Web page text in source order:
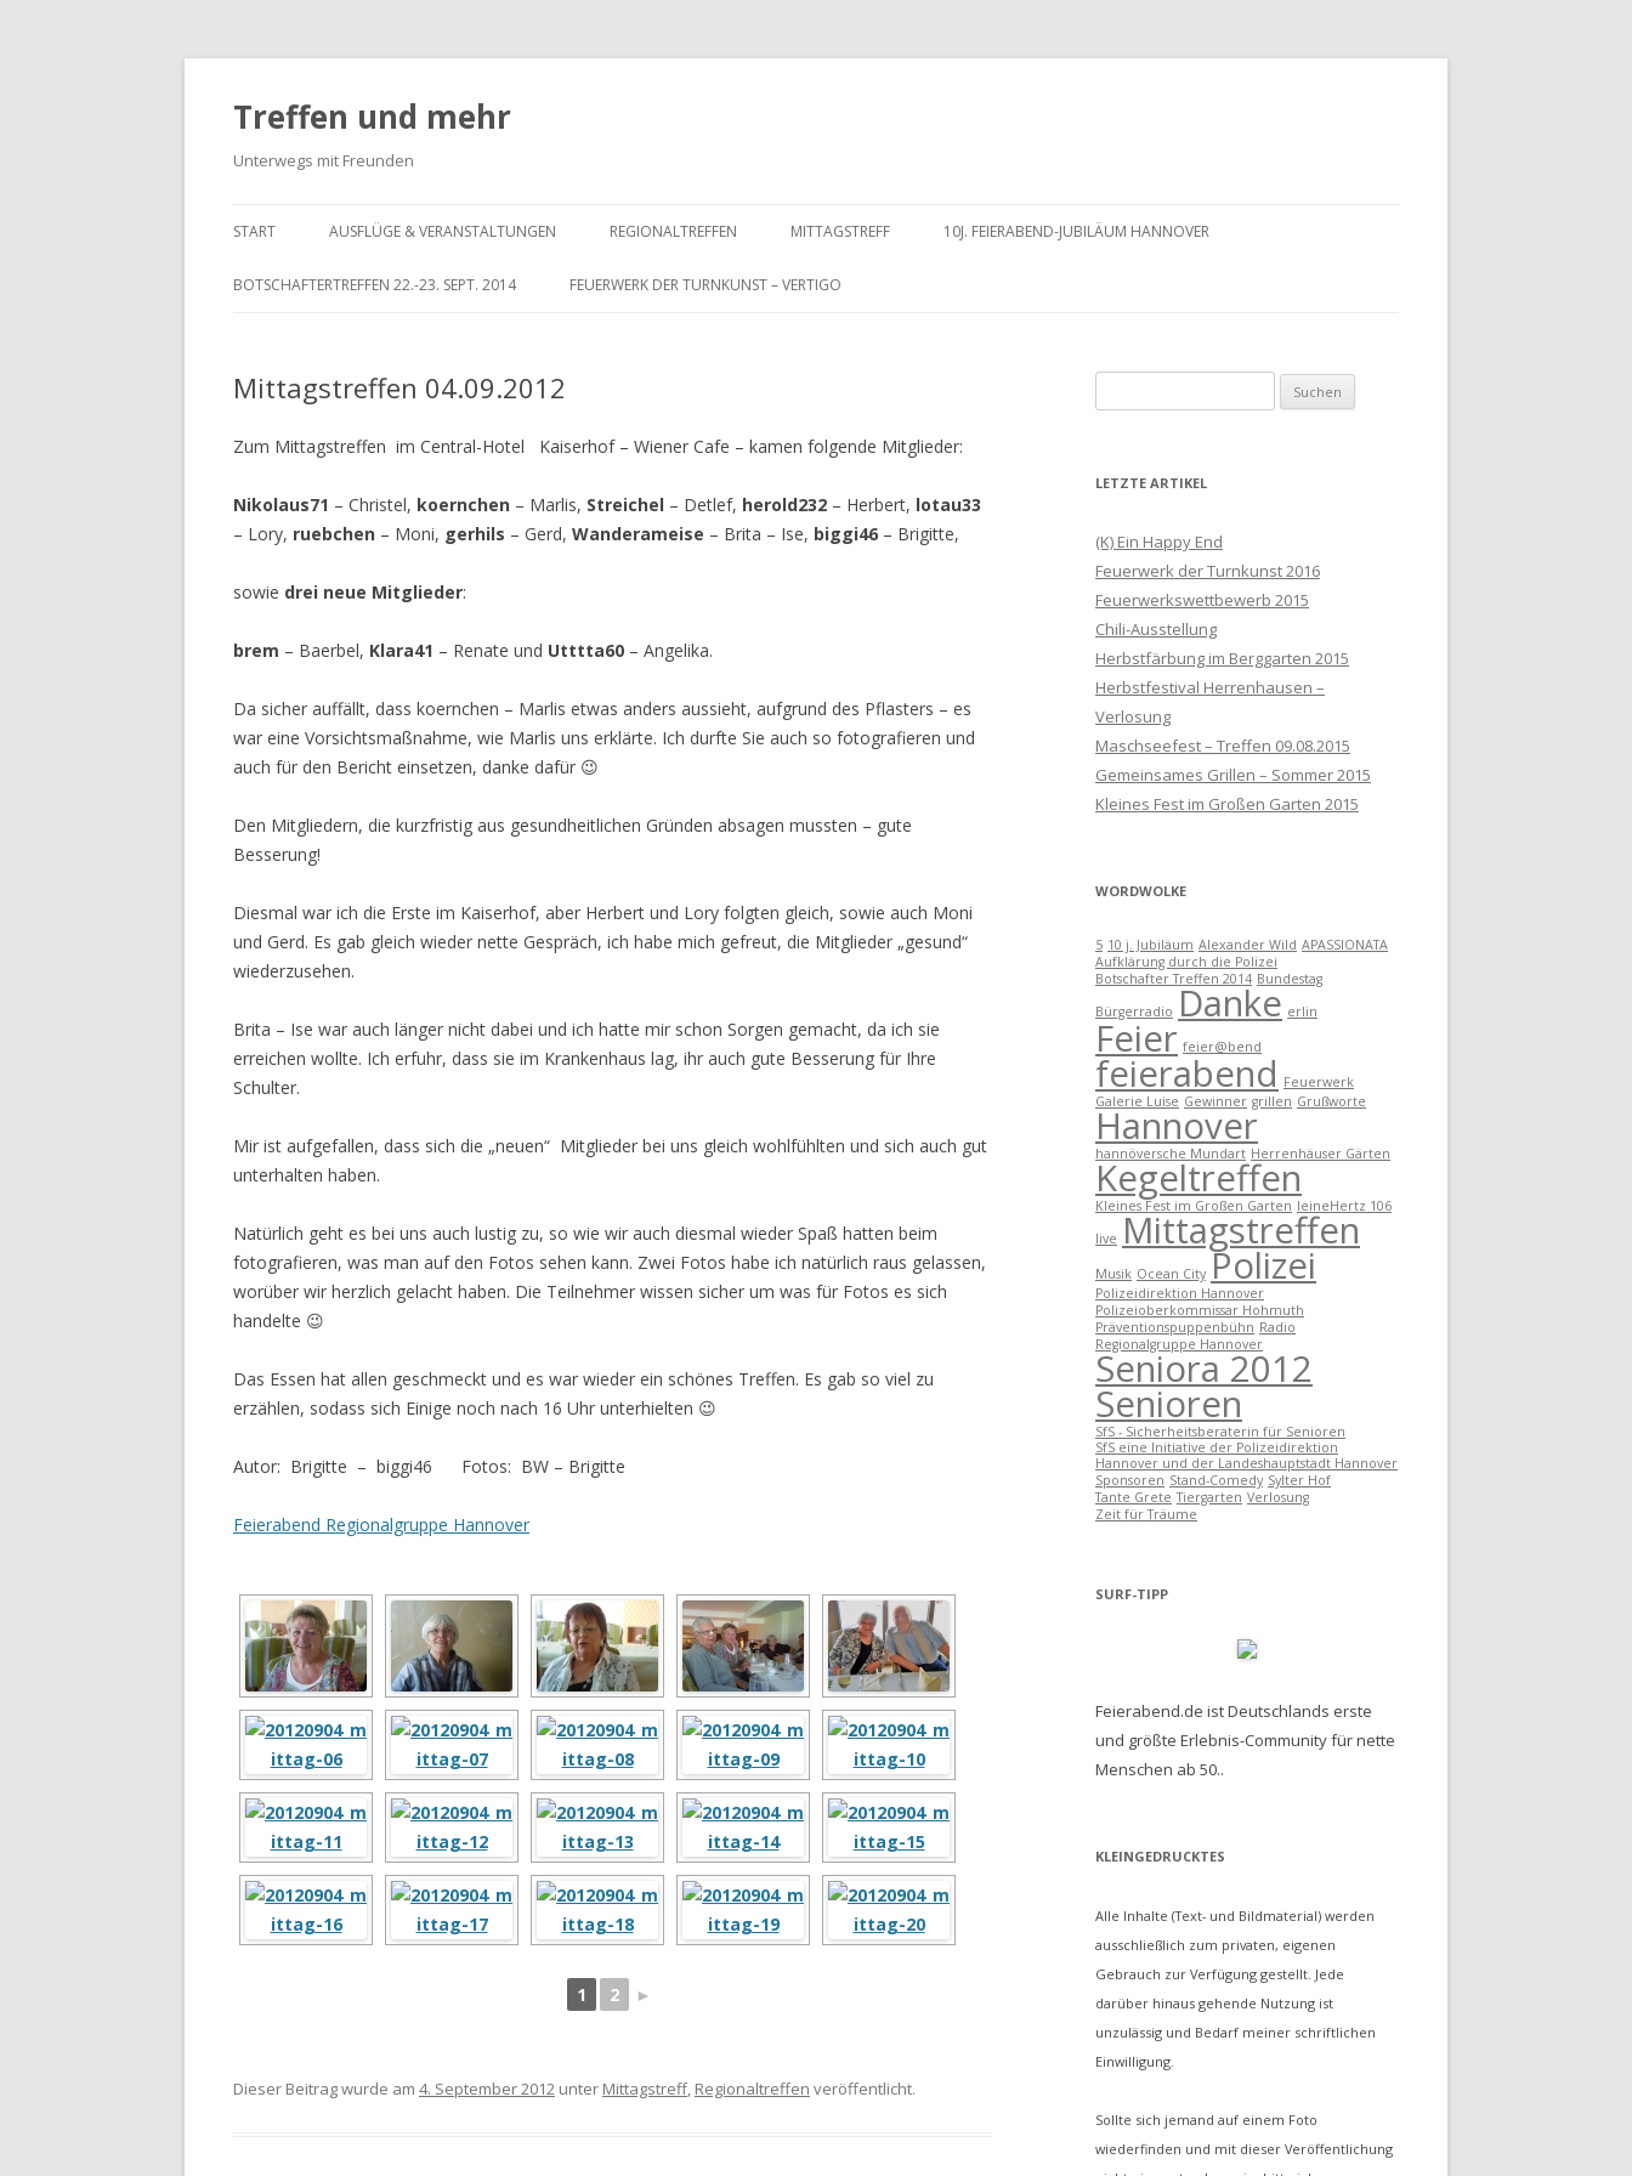
Treffen und mehr
Unterwegs mit Freunden
Inhalt
START AUSFLÜGE & VERANSTALTUNGEN REGIONALTREFFEN MITTAGSTREFF 10J. FEIERABEND-JUBILÄUM HANNOVER
BOTSCHAFTERTREFFEN 22.-23. SEPT. 2014 FEUERWERK DER TURNKUNST – VERTIGO
Mittagstreffen 04.09.2012
Zum Mittagstreffen im Central-Hotel Kaiserhof – Wiener Cafe – kamen folgende Mitglieder:
Nikolaus71 – Christel, koernchen – Marlis, Streichel – Detlef, herold232 – Herbert, lotau33
– Lory, ruebchen – Moni, gerhils – Gerd, Wanderameise – Brita – Ise, biggi46 – Brigitte,
sowie drei neue Mitglieder:
brem – Baerbel, Klara41 – Renate und Utttta60 – Angelika.
Da sicher auffällt, dass koernchen – Marlis etwas anders aussieht, aufgrund des Pflasters – es
war eine Vorsichtsmaßnahme, wie Marlis uns erklärte. Ich durfte Sie auch so fotografieren und
auch für den Bericht einsetzen, danke dafür 😉
Den Mitgliedern, die kurzfristig aus gesundheitlichen Gründen absagen mussten – gute
Besserung!
Diesmal war ich die Erste im Kaiserhof, aber Herbert und Lory folgten gleich, sowie auch Moni
und Gerd. Es gab gleich wieder nette Gespräch, ich habe mich gefreut, die Mitglieder „gesund“
wiederzusehen.
Brita – Ise war auch länger nicht dabei und ich hatte mir schon Sorgen gemacht, da ich sie
erreichen wollte. Ich erfuhr, dass sie im Krankenhaus lag, ihr auch gute Besserung für Ihre
Schulter.
Mir ist aufgefallen, dass sich die „neuen“ Mitglieder bei uns gleich wohlfühlten und sich auch gut
unterhalten haben.
Natürlich geht es bei uns auch lustig zu, so wie wir auch diesmal wieder Spaß hatten beim
fotografieren, was man auf den Fotos sehen kann. Zwei Fotos habe ich natürlich raus gelassen,
worüber wir herzlich gelacht haben. Die Teilnehmer wissen sicher um was für Fotos es sich
handelte 😉
Das Essen hat allen geschmeckt und es war wieder ein schönes Treffen. Es gab so viel zu
erzählen, sodass sich Einige noch nach 16 Uhr unterhielten 😉
Autor: Brigitte – biggi46 Fotos: BW – Brigitte
Feierabend Regionalgruppe Hannover
1 2 ►
Dieser Beitrag wurde am 4. September 2012 unter Mittagstreff, Regionaltreffen veröffentlicht.
nach:
LETZTE ARTIKEL
(K) Ein Happy End
Feuerwerk der Turnkunst 2016
Feuerwerkswettbewerb 2015
Chili-Ausstellung
Herbstfärbung im Berggarten 2015
Herbstfestival Herrenhausen –
Verlosung
Maschseefest – Treffen 09.08.2015
Gemeinsames Grillen – Sommer 2015
Kleines Fest im Großen Garten 2015
WORDWOLKE
5 10 j. Jubiläum Alexander Wild APASSIONATA
Aufklärung durch die Polizei
Botschafter Treffen 2014 Bundestag
Bürgerradio Danke erlin
Feier feier@bend
feierabend Feuerwerk
Galerie Luise Gewinner grillen Grußworte
Hannover
hannöversche Mundart Herrenhäuser Gärten
Kegeltreffen
Kleines Fest im Großen Garten leineHertz 106
live Mittagstreffen
Musik Ocean City Polizei
Polizeidirektion Hannover
Polizeioberkommissar Hohmuth
Präventionspuppenbühn Radio
Regionalgruppe Hannover
Seniora 2012
Senioren
SfS - Sicherheitsberaterin für Senioren
SfS eine Initiative der Polizeidirektion
Hannover und der Landeshauptstadt Hannover
Sponsoren Stand-Comedy Sylter Hof
Tante Grete Tiergarten Verlosung
Zeit für Träume
SURF-TIPP
Feierabend.de ist Deutschlands erste
und größte Erlebnis-Community für nette
Menschen ab 50..
KLEINGEDRUCKTES
Alle Inhalte (Text- und Bildmaterial) werden
ausschließlich zum privaten, eigenen
Gebrauch zur Verfügung gestellt. Jede
darüber hinaus gehende Nutzung ist
unzulässig und Bedarf meiner schriftlichen
Einwilligung.
Sollte sich jemand auf einem Foto
wiederfinden und mit dieser Veröffentlichung